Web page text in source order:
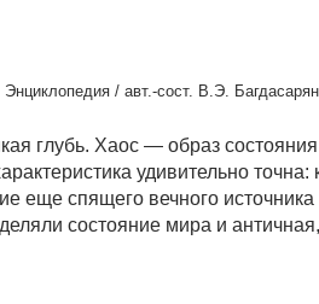
/ авт.-сост. В.Э.
глубь. Хаос — образ
удивительно
еще спящего вечного
состояние мира и